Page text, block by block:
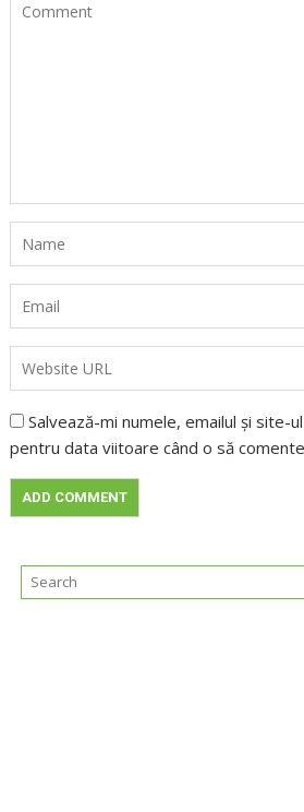
Salvează-mi numele, emailul și site-
pentru data viitoare când o să